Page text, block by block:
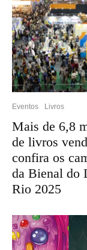
Eventos Livros
Mais de 6,8
de livros
confira os
da Bienal do
Rio 2025